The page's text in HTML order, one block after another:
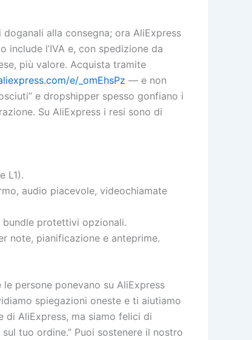
alla consegna; ora AliExpress
l’IVA e, con spedizione da
più valore. Acquista tramite
e/_omEhsPz — e non
e dropshipper spesso gonfiano i
Su AliExpress i resi sono di
L1).
audio piacevole, videochiamate
protettivi opzionali.
note, pianificazione e anteprime.
persone ponevano su AliExpress
spiegazioni oneste e ti aiutiamo
di AliExpress, ma siamo felici di
tuo ordine.” Puoi sostenere il nostro